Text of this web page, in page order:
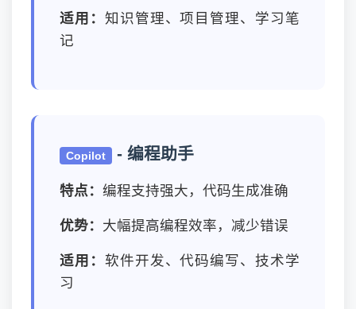
适用： 知识管理、项目管理、学习笔
记
Copilot - 编程助手
特点： 编程支持强大，代码生成准确
优势： 大幅提高编程效率，减少错误
适用： 软件开发、代码编写、技术学
习